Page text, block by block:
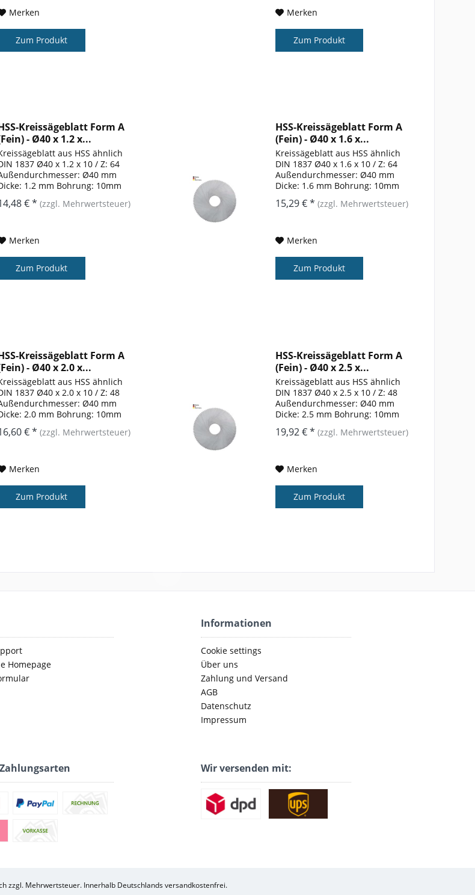
Merken
Zum Produkt
Merken
Zum Produkt
Kreissägeblatt Form A
- Ø40 x 1.2 x...
aus HSS ähnlich
1837 Ø40 x 1.2 x 10 / Z: 64
Ø40 mm
1.2 mm Bohrung: 10mm
Zähnezahl: 64 Form: A
€ * (zzgl. Mehrwertsteuer)
Merken
Zum Produkt
HSS-Kreissägeblatt Form A
(Fein) - Ø40 x 1.6 x...
Kreissägeblatt aus HSS ähnlich
DIN 1837 Ø40 x 1.6 x 10 / Z: 64
Außendurchmesser: Ø40 mm
Dicke: 1.6 mm Bohrung: 10mm
Zähnezahl: 64 Form: A
15,29 € *(zzgl. Mehrwertsteuer)
Merken
Zum Produkt
Kreissägeblatt Form A
- Ø40 x 2.0 x...
aus HSS ähnlich
1837 Ø40 x 2.0 x 10 / Z: 48
Ø40 mm
2.0 mm Bohrung: 10mm
€ * (zzgl. Mehrwertsteuer)
Merken
Zum Produkt
HSS-Kreissägeblatt Form A
(Fein) - Ø40 x 2.5 x...
Kreissägeblatt aus HSS ähnlich
DIN 1837 Ø40 x 2.5 x 10 / Z: 48
Außendurchmesser: Ø40 mm
Dicke: 2.5 mm Bohrung: 10mm
19,92 € *(zzgl. Mehrwertsteuer)
Merken
Zum Produkt
Homepage
Informationen
Cookie settings
Über uns
Zahlung und Versand
AGB
Datenschutz
Impressum
Wir versenden mit:
zzgl. Mehrwertsteuer. Innerhalb Deutschlands versandkostenfrei.